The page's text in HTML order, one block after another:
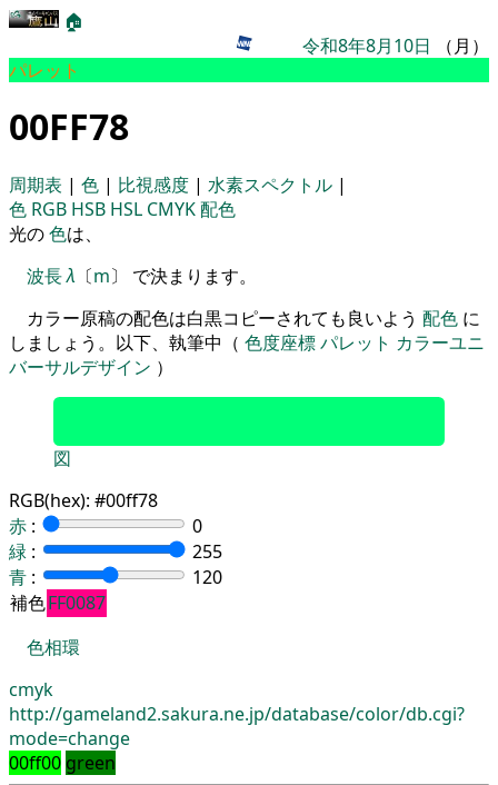
🏠
令和8年8月10日 （月）
パレット
00FF78
周期表 | 色 | 比視感度 | 水素スペクトル |
色 RGB HSB HSL CMYK配色
光の色は、
波長λ 〔m〕 で決まります。
カラー原稿の配色は白黒コピーされても良いよう 配色 に
しましょう。以下、執筆中（ 色度座標パレット カラーユニ
バーサルデザイン ）
図
RGB(hex): #00ff78
赤 :
0
緑 :
255
青 :
120
補色FF0087
色相環
cmyk
http://gameland2.sakura.ne.jp/database/color/db.cgi?
mode=change
00ff00 green